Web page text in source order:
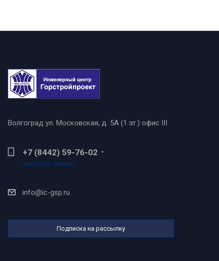
Волгоград ул. Московская, д. 5А (1 эт.) офис III
+7 (8442) 59-76-02
Заказать звонок
info@ic-gsp.ru
Подписка на рассылку